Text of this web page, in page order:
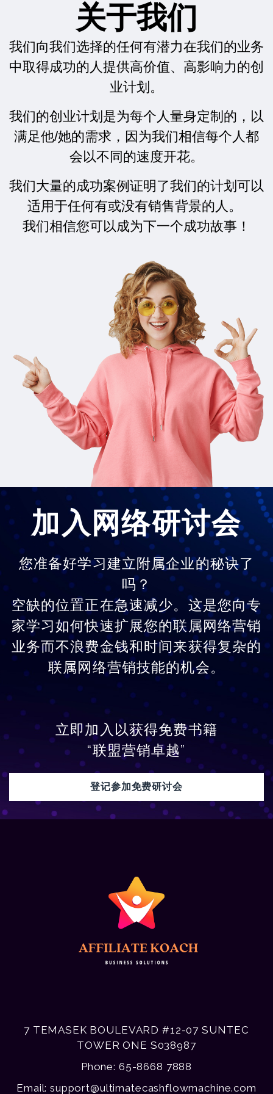
关于我们
我们向我们选择的任何有潜力在我们的业务
中取得成功的人提供高价值、高影响力的创
业计划。
我们的创业计划是为每个人量身定制的，以
满足他/她的需求，因为我们相信每个人都
会以不同的速度开花。
我们大量的成功案例证明了我们的计划可以
适用于任何有或没有销售背景的人。
我们相信您可以成为下一个成功故事！
加入网络研讨会
您准备好学习建立附属企业的秘诀了
吗？
空缺的位置正在急速减少。这是您向专
家学习如何快速扩展您的联属网络营销
业务而不浪费金钱和时间来获得复杂的
联属网络营销技能的机会。
立即加入以获得免费书籍
“联盟营销卓越”
登记参加免费研讨会
7 TEMASEK BOULEVARD #12-07 SUNTEC
TOWER ONE S038987
Phone: 65-8668 7888
Email:support@ultimatecashflowmachine.com